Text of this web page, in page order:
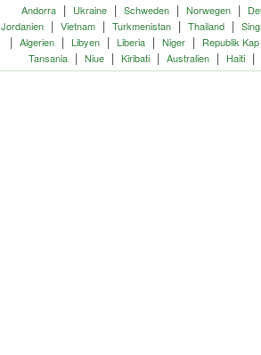
Andorra| Ukraine| Schweden| Norwegen|
Jordanien| Vietnam| Turkmenistan| Thailand|
| Algerien| Libyen| Liberia| Niger| Republik
Tansania | Niue | Kiribati | Australien | Haiti |